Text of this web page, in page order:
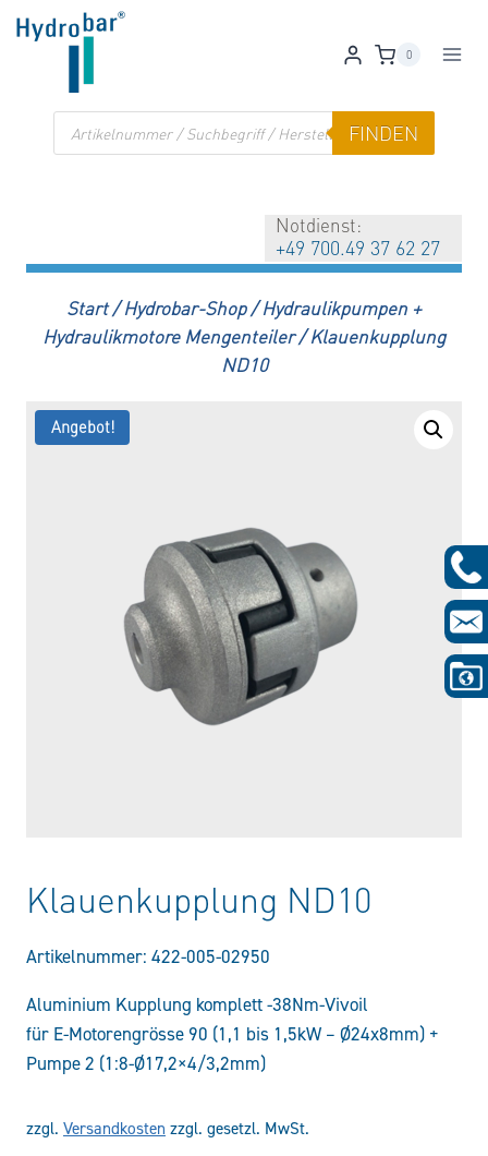
Zum
Inhalt
0
Products
search
FINDEN
Notdienst:
+49 700.49 37 62 27
Start / Hydrobar-Shop / Hydraulikpumpen +
Hydraulikmotore Mengenteiler / Klauenkupplung
ND10
Angebot!
Klauenkupplung ND10
Artikelnummer: 422-005-02950
Aluminium Kupplung komplett -38Nm-Vivoil
für E-Motorengrösse 90 (1,1 bis 1,5kW – Ø24x8mm) +
Pumpe 2 (1:8-Ø17,2×4/3,2mm)
zzgl. Versandkosten zzgl. gesetzl. MwSt.